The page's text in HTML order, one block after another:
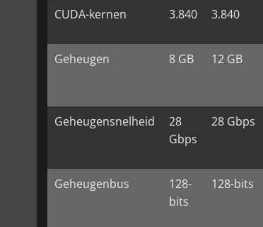
CUDA-kernen 3.840 3.840
Geheugen 8 GB 12 GB
Geheugensnelheid
28
Gbps
28 Gbps
Geheugenbus
128-
bits
128-bits